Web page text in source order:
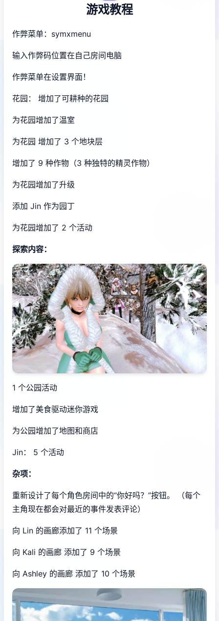
游戏教程
作弊菜单：symxmenu
输入作弊码位置在自己房间电脑
作弊菜单在设置界面！
花园： 增加了可耕种的花园
为花园增加了温室
为花园 增加了 3 个地块层
增加了 9 种作物（3 种独特的精灵作物）
为花园增加了升级
添加 Jin 作为园丁
为花园增加了 2 个活动
探索内容：
1 个公园活动
增加了美食驱动迷你游戏
为公园增加了地图和商店
Jin： 5 个活动
杂项：
重新设计了每个角色房间中的“你好吗？”按钮。 （每个
主角现在都会对最近的事件发表评论）
向 Lin 的画廊添加了 11 个场景
向 Kali 的画廊 添加了 9 个场景
向 Ashley 的画廊 添加了 10 个场景